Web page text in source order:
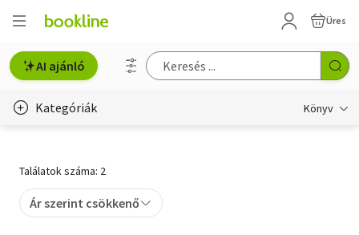
Üres
AI ajánló
Kategóriák Könyv
Gyermek- és ifjúsági
Találatok száma: 2
Ár szerint csökkenő